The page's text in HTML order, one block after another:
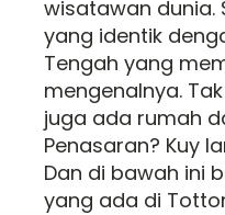
wisatawan dunia.
yang identik
Tengah yang
mengenalnya.
juga ada rumah
Penasaran? Kuy
Dan di bawah ini
yang ada di